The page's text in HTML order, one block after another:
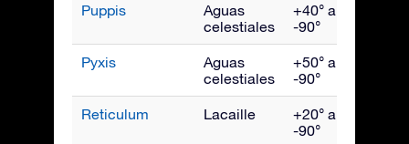
Puppis
Aguas
celestiales
+40° a
-90°
Pyxis
Aguas
celestiales
+50° a
-90°
Reticulum Lacaille
+20° a
-90°